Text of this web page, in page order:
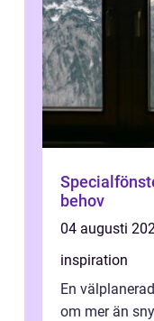
behov
04 augusti
inspiration
En
om mer än